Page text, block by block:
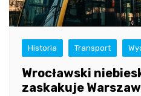
Historia Transport
Wrocławski
zaskakuje